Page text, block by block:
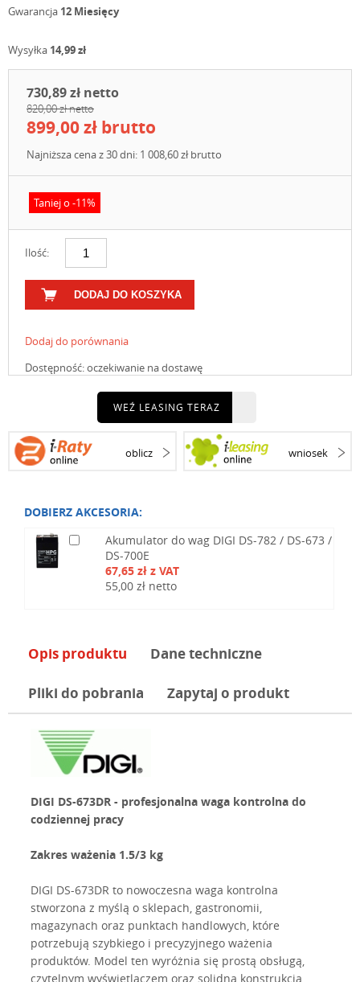
Gwarancja 12 Miesięcy
Wysyłka 14,99 zł
730,89 zł netto
820,00 zł netto
899,00 zł brutto
Najniższa cena z 30 dni: 1 008,60 zł brutto
Taniej o -11%
Ilość:
DODAJ DO KOSZYKA
Dodaj do porównania
Dostępność:oczekiwanie na dostawę
WEŹ LEASING TERAZ
oblicz wniosek
DOBIERZ AKCESORIA:
Akumulator do wag DIGI DS-782 / DS-673 /
DS-700E
67,65 zł z VAT
55,00 zł netto
Opis produktu Dane techniczne
Pliki do pobrania Zapytaj o produkt
DIGI DS-673DR - profesjonalna waga kontrolna do
codziennej pracy
Zakres ważenia 1.5/3 kg
DIGI DS-673DR to nowoczesna waga kontrolna
stworzona z myślą o sklepach, gastronomii,
magazynach oraz punktach handlowych, które
potrzebują szybkiego i precyzyjnego ważenia
produktów. Model ten wyróżnia się prostą obsługą,
czytelnym wyświetlaczem oraz solidną konstrukcją